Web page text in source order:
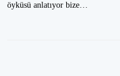
öyküsü anlatıyor bize…